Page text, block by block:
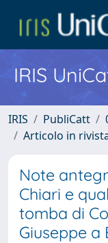
IRIS
IRIS PubliCatt
Articolo in
Note
Chiari e
tomba di
Giuseppe a